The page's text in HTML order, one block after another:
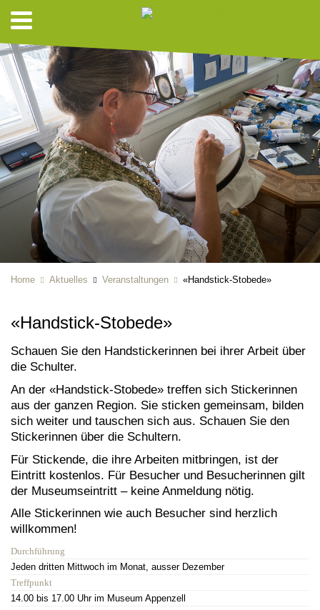
Home Aktuelles Veranstaltungen «Handstick-Stobede»
«Handstick-Stobede»
Schauen Sie den Handstickerinnen bei ihrer Arbeit über
die Schulter.
An der «Handstick-Stobede» treffen sich Stickerinnen
aus der ganzen Region. Sie sticken gemeinsam, bilden
sich weiter und tauschen sich aus. Schauen Sie den
Stickerinnen über die Schultern.
Für Stickende, die ihre Arbeiten mitbringen, ist der
Eintritt kostenlos. Für Besucher und Besucherinnen gilt
der Museumseintritt – keine Anmeldung nötig.
Alle Stickerinnen wie auch Besucher sind herzlich
willkommen!
Durchführung
Jeden dritten Mittwoch im Monat, ausser Dezember
Treffpunkt
14.00 bis 17.00 Uhr im Museum Appenzell